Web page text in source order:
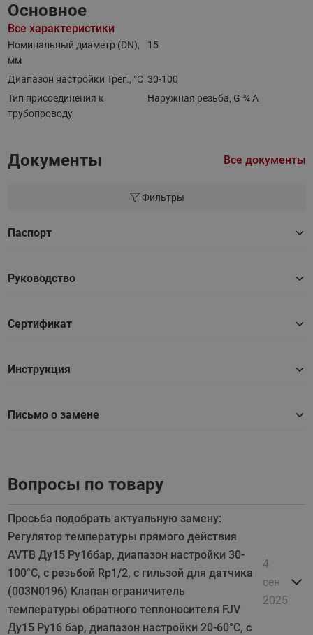
Основное
Все характеристики
Номинальный диаметр (DN),
мм
15
Диапазон настройки Трег., °С 30-100
Тип присоединения к
трубопроводу
Наружная резьба, G ¾ A
Документы Все документы
Фильтры
Паспорт
Руководство
Сертификат
Инструкция
Письмо о замене
Вопросы по товару
Просьба подобрать актуальную замену:
Регулятор температуры прямого действия
AVTB Ду15 Ру16бар, диапазон настройки 30-
100°С, с резьбой Rp1/2, с гильзой для датчика
(003N0196) Клапан ограничитель
температуры обратного теплоносителя FJV
Ду15 Ру16 бар, диапазон настройки 20-60°C, с
4
сен
2025